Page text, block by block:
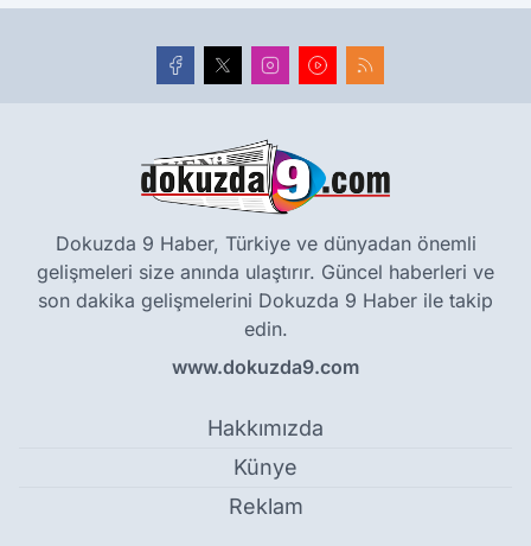
Dokuzda 9 Haber, Türkiye ve dünyadan önemli
gelişmeleri size anında ulaştırır. Güncel haberleri ve
son dakika gelişmelerini Dokuzda 9 Haber ile takip
edin.
www.dokuzda9.com
Hakkımızda
Künye
Reklam